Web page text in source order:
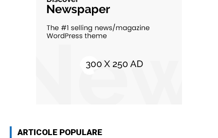
ARTICOLE POPULARE